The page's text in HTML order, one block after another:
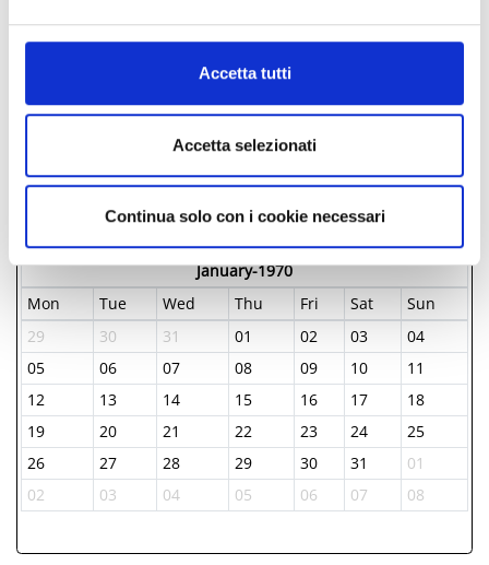
informazioni complete sul trattamento dati clicca qui:
Accetta tutti
Accetta selezionati
Continua solo con i cookie necessari
DAYS & TIMES
January-1970
Mon
Tue Wed Thu Fri Sat
Sun
29
30 31 01 02 03
04
05
06 07 08 09 10
11
12
13 14 15 16 17
18
19
20 21 22 23 24
25
26
27 28 29 30 31
01
02
03 04 05 06 07 08